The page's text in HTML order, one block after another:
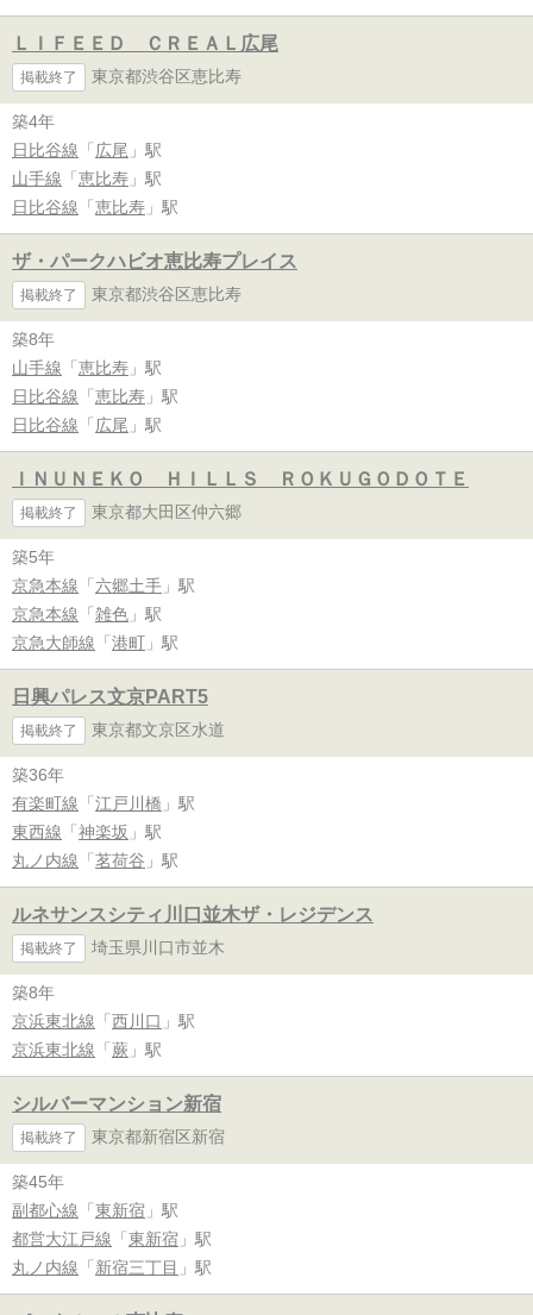
ＬＩＦＥＥＤ ＣＲＥＡＬ広尾
掲載終了 東京都渋谷区恵比寿
築4年
日比谷線 「 広尾 」駅
山手線 「 恵比寿 」駅
日比谷線 「 恵比寿 」駅
ザ・パークハビオ恵比寿プレイス
掲載終了 東京都渋谷区恵比寿
築8年
山手線 「 恵比寿 」駅
日比谷線 「 恵比寿 」駅
日比谷線 「 広尾 」駅
ＩＮＵＮＥＫＯ ＨＩＬＬＳ ＲＯＫＵＧＯＤＯＴＥ
掲載終了 東京都大田区仲六郷
築5年
京急本線 「 六郷土手 」駅
京急本線 「 雑色 」駅
京急大師線 「 港町 」駅
日興パレス文京PART5
掲載終了 東京都文京区水道
築36年
有楽町線 「 江戸川橋 」駅
東西線 「 神楽坂 」駅
丸ノ内線 「 茗荷谷 」駅
ルネサンスシティ川口並木ザ・レジデンス
掲載終了 埼玉県川口市並木
築8年
京浜東北線 「 西川口 」駅
京浜東北線 「 蕨 」駅
シルバーマンション新宿
掲載終了 東京都新宿区新宿
築45年
副都心線 「 東新宿 」駅
都営大江戸線 「 東新宿 」駅
丸ノ内線 「 新宿三丁目 」駅